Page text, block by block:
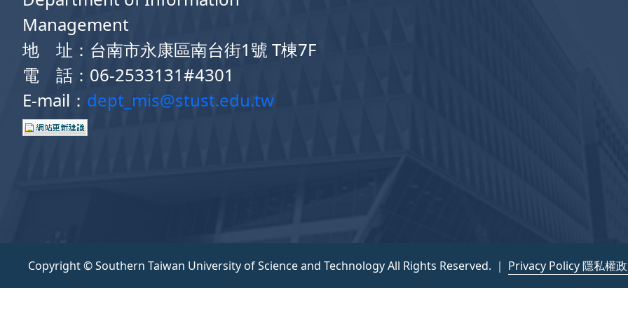
Management
地 址：台南市永康區南台街1號 T棟7F
電 話：06-2533131#4301
E-mail： dept_mis@stust.edu.tw
Copyright © Southern Taiwan University of Science and Technology All Rights Reserved. ｜ Privacy Policy 隱私權